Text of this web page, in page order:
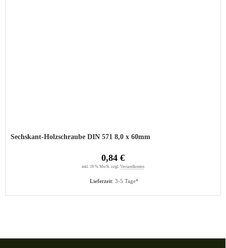
Sechskant-Holzschraube DIN 571 8,0 x 60mm
Lieferzeit: 3-5 Tage*
0,84 €
inkl. 19 % MwSt. zzgl. Versandkosten